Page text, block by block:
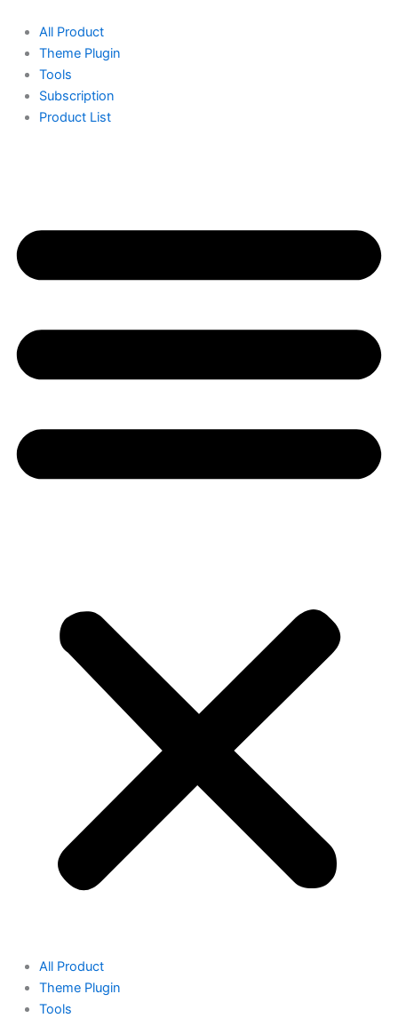
content
All Product
Theme Plugin
Tools
Subscription
Product List
All Product
Theme Plugin
Tools